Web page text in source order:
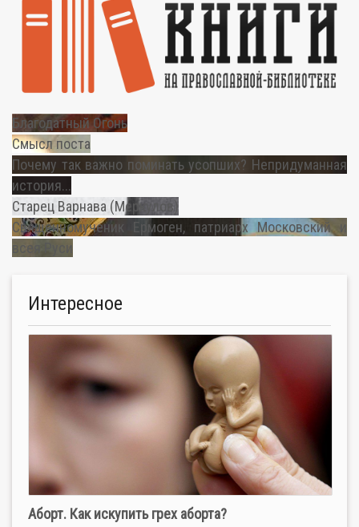
Благодатный Огонь
Смысл поста
Почему так важно поминать усопших? Непридуманная
история...
Старец Варнава (Меркулов)
Священномученик Ермоген, патриарх Московский и
всея Руси
Интересное
Аборт. Как искупить грех аборта?